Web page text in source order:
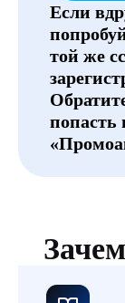
Если
той же
попасть